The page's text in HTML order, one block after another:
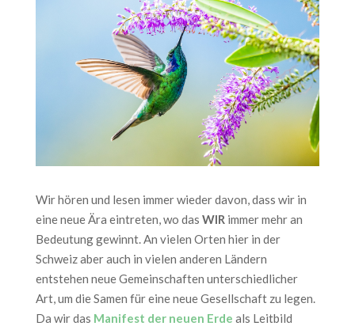
Wir hören und lesen immer wieder davon, dass wir in
eine neue Ära eintreten, wo das WIR immer mehr an
Bedeutung gewinnt. An vielen Orten hier in der
Schweiz aber auch in vielen anderen Ländern
entstehen neue Gemeinschaften unterschiedlicher
Art, um die Samen für eine neue Gesellschaft zu legen.
Da wir das Manifest der neuen Erde als Leitbild